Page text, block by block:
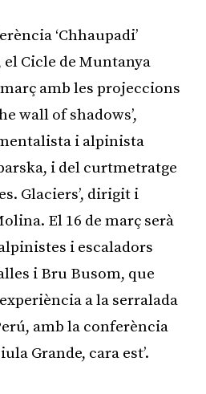
‘Chhaupadi’
el Cicle de Muntanya
amb les projeccions
wall of shadows’,
i alpinista
i del curtmetratge
Glaciers’, dirigit i
El 16 de març serà
i escaladors
i Bru Busom, que
a la serralada
amb la conferència
Grande, cara est’.